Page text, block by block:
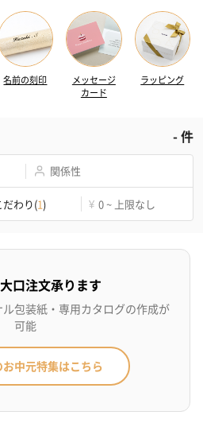
名前の刻印
メッセージ
カード
ラッピング
-件
関係性
だわり(1) ¥ 0 ~ 上限なし
口注文承ります
包装紙・専用カタログの作成が
可能
中元特集はこちら